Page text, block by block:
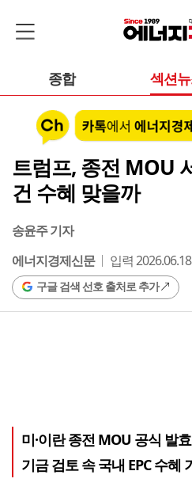
종합 섹션
트럼프, 종전 MOU
건 수혜 맞을까
송윤주 기자
에너지경제신문
입력
구글 검색 선호 출처로 추가
미·이란 종전 MOU 공식 발
기금 검토 속 국내 EPC 수혜